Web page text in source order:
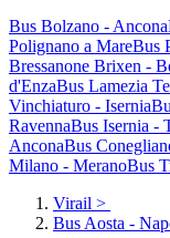
Bus Bolzano - Ancona
Polignano a MareBus
Bressanone Brixen -
d'EnzaBus Lamezia
Vinchiaturo - Isernia
RavennaBus Isernia -
AnconaBus
Milano - MeranoBus
Virail >
Bus Aosta -